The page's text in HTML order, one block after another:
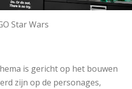
Star Wars
is gericht op het bouwen
zijn op de personages,